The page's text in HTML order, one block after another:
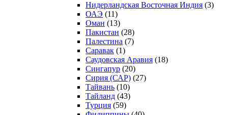
Нидерландская Восточная Индия (3)
ОАЭ (11)
Оман (13)
Пакистан (28)
Палестина (7)
Саравак (1)
Саудовская Аравия (18)
Сингапур (20)
Сирия (САР) (27)
Тайвань (10)
Тайланд (43)
Турция (59)